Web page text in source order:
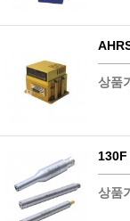
상품
130F
상품